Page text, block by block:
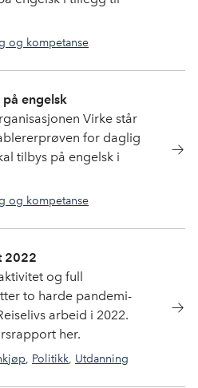
og kompetanse
engelsk
Virke står
for daglig
tilbys på engelsk i
og kompetanse
2022
og full
to harde pandemi-
arbeid i 2022.
her.
, Politikk, Utdanning